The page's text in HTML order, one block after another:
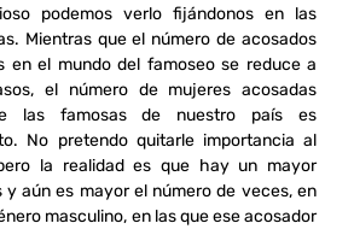
podemos verlo fijándonos en las
Mientras que el número de acosados
en el mundo del famoseo se reduce a
el número de mujeres acosadas
las famosas de nuestro país es
No pretendo quitarle importancia al
la realidad es que hay un mayor
y aún es mayor el número de veces, en
masculino, en las que ese acosador